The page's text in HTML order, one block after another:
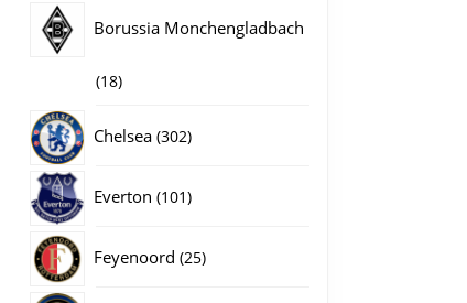
Borussia Monchengladbach
1818
producten
Chelsea 302302
Everton 101101
Feyenoord 2525